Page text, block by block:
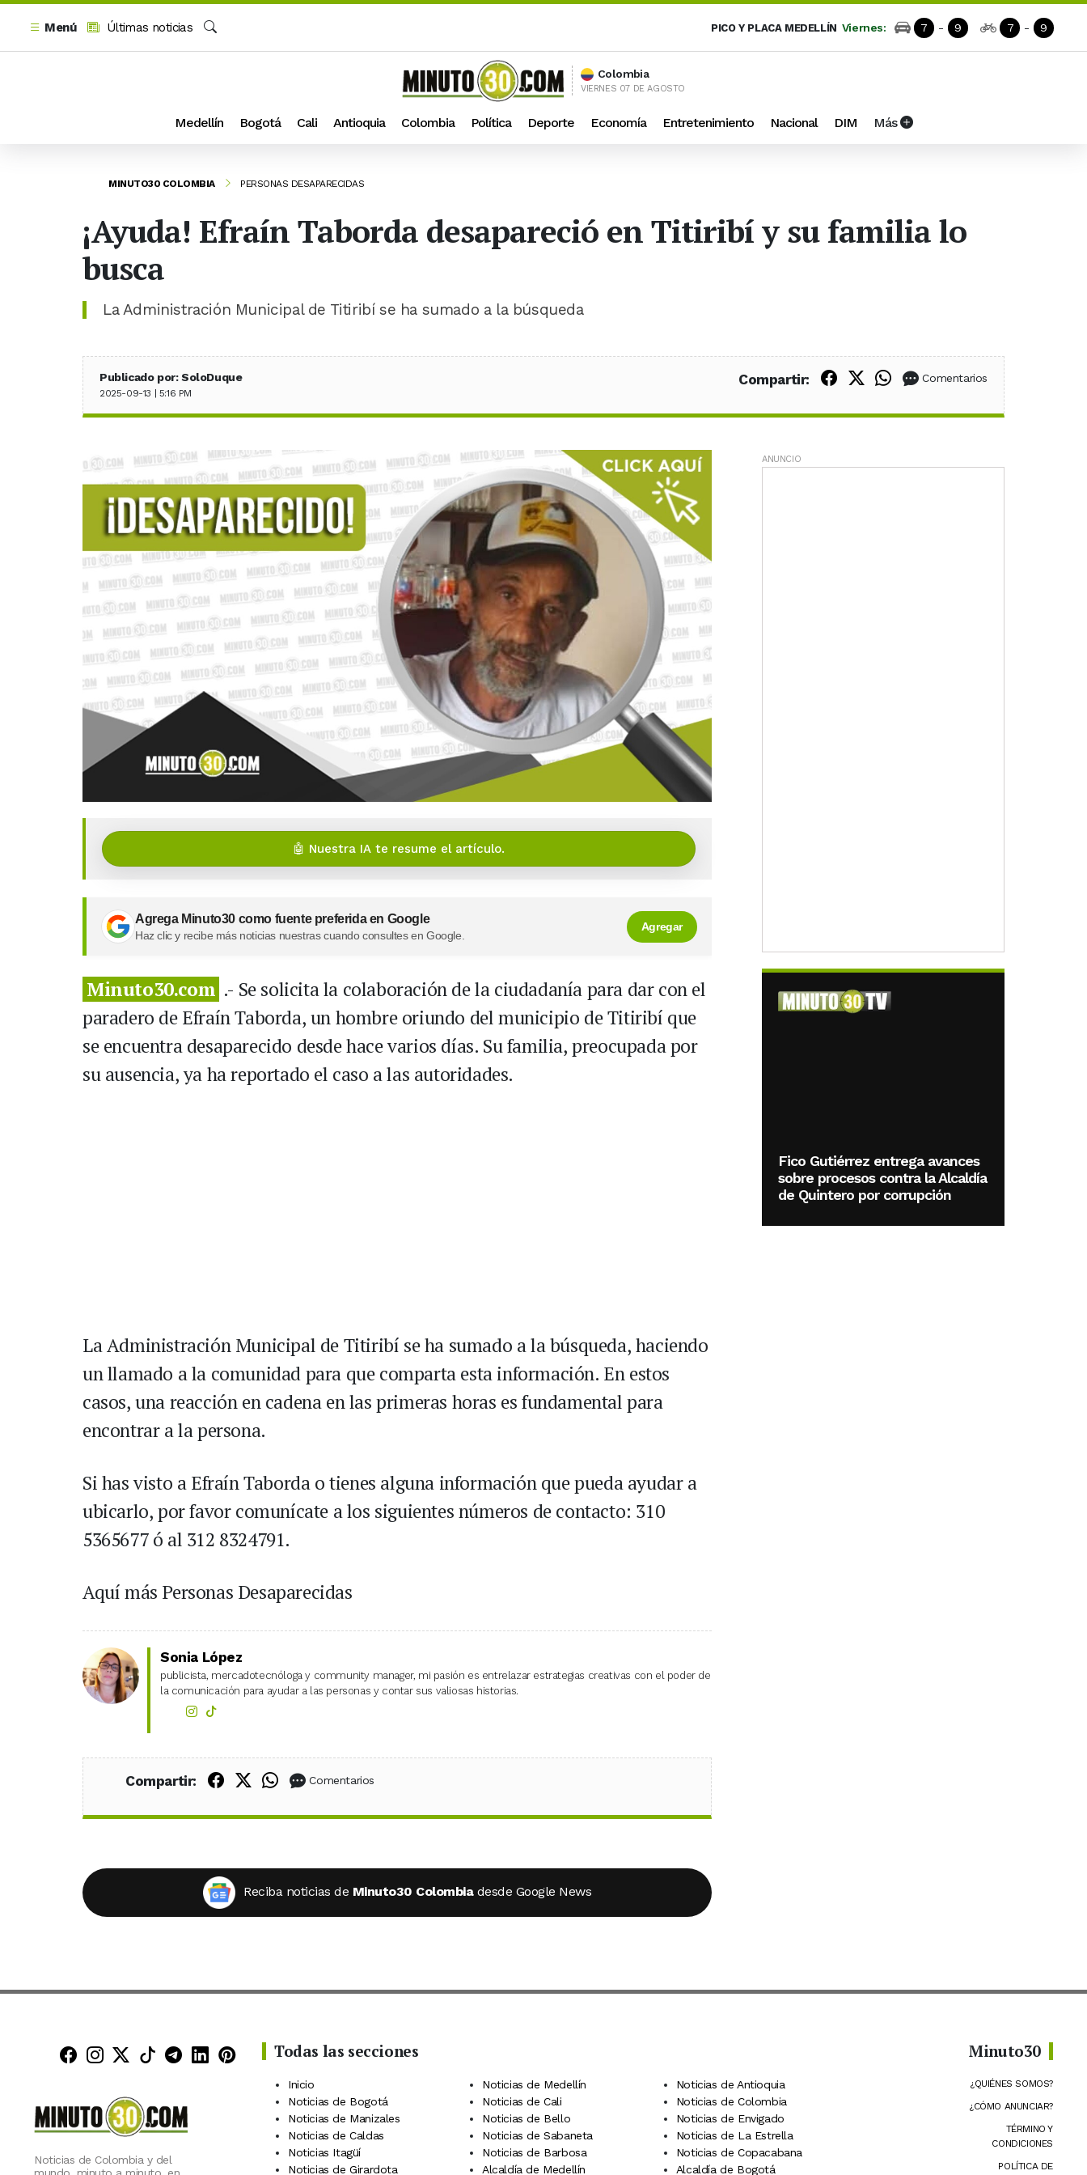
Menú
Últimas noticias
PICO Y PLACA MEDELLÍN Viernes: 7 - 9 7 - 9
Colombia
VIERNES 07 DE AGOSTO
Medellín Bogotá Cali Antioquia Colombia Política Deporte Economía Entretenimiento Nacional DIM Más
MINUTO30 COLOMBIA PERSONAS DESAPARECIDAS
¡Ayuda! Efraín Taborda desapareció en Titiribí y su familia lo
busca
La Administración Municipal de Titiribí se ha sumado a la búsqueda
Publicado por: SoloDuque
2025-09-13 | 5:16 PM
Compartir: Compartir en Facebook
Compartir en X (Twitter)
Compartir en WhatsApp
Comentarios
🤖 Nuestra IA te resume el artículo.
Agrega Minuto30 como fuente preferida en Google
Haz clic y recibe más noticias nuestras cuando consultes en Google.
Agregar
Minuto30.com .- Se solicita la colaboración de la ciudadanía para dar con el
paradero de Efraín Taborda, un hombre oriundo del municipio de Titiribí que
se encuentra desaparecido desde hace varios días. Su familia, preocupada por
su ausencia, ya ha reportado el caso a las autoridades.
La Administración Municipal de Titiribí se ha sumado a la búsqueda, haciendo
un llamado a la comunidad para que comparta esta información. En estos
casos, una reacción en cadena en las primeras horas es fundamental para
encontrar a la persona.
Si has visto a Efraín Taborda o tienes alguna información que pueda ayudar a
ubicarlo, por favor comunícate a los siguientes números de contacto: 310
5365677 ó al 312 8324791.
Aquí más Personas Desaparecidas
Sonia López
publicista, mercadotecnóloga y community manager, mi pasión es entrelazar estrategias creativas con el poder de
la comunicación para ayudar a las personas y contar sus valiosas historias.
Compartir: Compartir en Facebook
Compartir en X (Twitter)
Compartir en WhatsApp
Comentarios
Reciba noticias de Minuto30 Colombia desde Google News
ANUNCIO
Fico Gutiérrez entrega avances
sobre procesos contra la Alcaldía
de Quintero por corrupción
Minuto30 en Facebook
Minuto30 en Instagram
Minuto30 en X (Twitter)
Minuto30 en TikTok
Canal de Minuto30 en Telegram
Minuto30 en LinkedIn
Minuto30 en Pinterest
Noticias de Colombia y del
mundo, minuto a minuto, en
Todas las secciones
Inicio Noticias de Medellín
Noticias de Antioquia
Noticias de Bogotá
Noticias de Cali
Noticias de Colombia
Noticias de Manizales
Noticias de Bello
Noticias de Envigado
Noticias de Caldas
Noticias de Sabaneta
Noticias de La Estrella
Noticias Itagüí
Noticias de Barbosa
Noticias de Copacabana
Noticias de Girardota
Alcaldía de Medellín Alcaldía de Bogotá
Minuto30
¿QUIÉNES SOMOS?
¿CÓMO ANUNCIAR?
TÉRMINO Y
CONDICIONES
POLÍTICA DE